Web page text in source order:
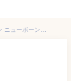
【並行輸入品】 コンゲススロイド KongesSloejd コットン ニューボーン カバーオール newbornonesie ボディースーツ 長袖合わせ 肌着 ロンパース ベビー オーガニック コットン 男の子 女の子 レモン チェリー 北欧 お祝い デンマーク コンゲス スロイド ギフト